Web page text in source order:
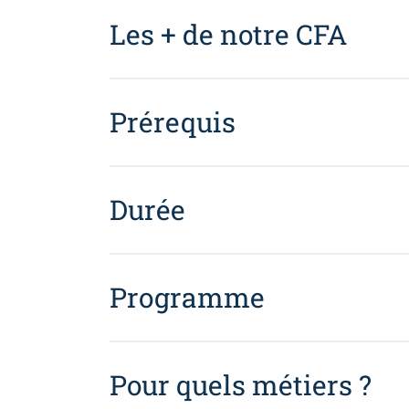
Les + de notre CFA
Prérequis
Durée
Programme
Pour quels métiers ?